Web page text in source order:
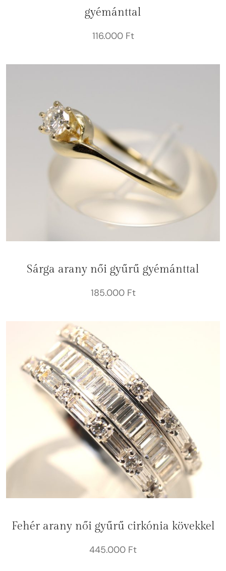
gyémánttal
116.000 Ft
Sárga arany női gyűrű gyémánttal
185.000 Ft
Fehér arany női gyűrű cirkónia kövekkel
445.000 Ft